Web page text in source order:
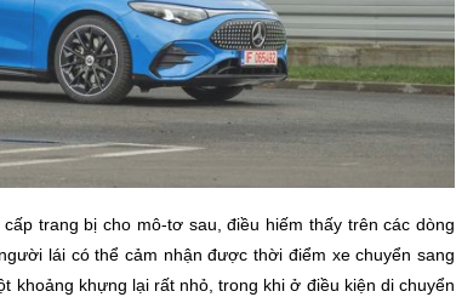
trang bị cho mô-tơ sau, điều hiếm thấy trên các dòng
lái có thể cảm nhận được thời điểm xe chuyển sang
khoảng khựng lại rất nhỏ, trong khi ở điều kiện di chuyển